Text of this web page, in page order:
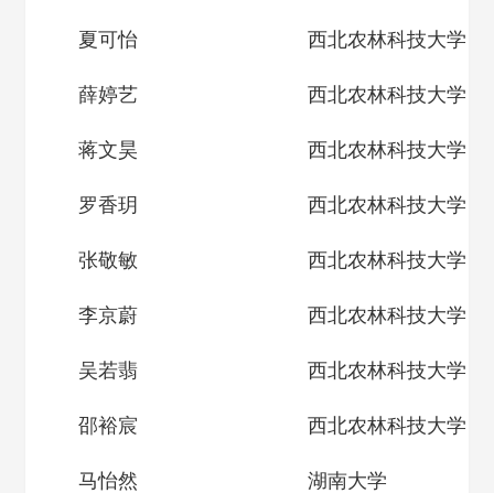
夏可怡 西北农林科技大学
薛婷艺 西北农林科技大学
蒋文昊 西北农林科技大学
罗香玥 西北农林科技大学
张敬敏 西北农林科技大学
李京蔚 西北农林科技大学
吴若翡 西北农林科技大学
邵裕宸 西北农林科技大学
马怡然 湖南大学